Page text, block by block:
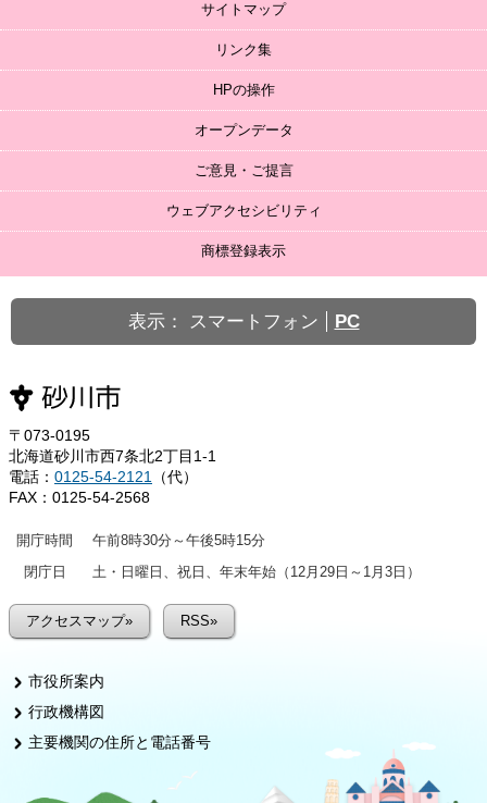
サイトマップ
リンク集
HPの操作
オープンデータ
ご意見・ご提言
ウェブアクセシビリティ
商標登録表示
表示： スマートフォン PC
〒073-0195
北海道砂川市西7条北2丁目1-1
電話： 0125-54-2121
（代）
FAX：0125-54-2568
開庁時間
午前8時30分～午後5時15分
閉庁日
土・日曜日、祝日、年末年始（12月29日～1月3日）
アクセスマップ» RSS»
市役所案内
行政機構図
主要機関の住所と電話番号